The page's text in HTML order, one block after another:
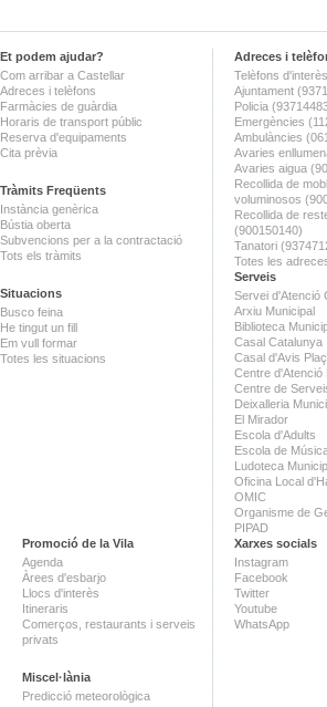
Et podem ajudar?
Com arribar a Castellar
Adreces i telèfons
Farmàcies de guàrdia
Horaris de transport públic
Reserva d'equipaments
Cita prèvia
Tràmits Freqüents
Instància genèrica
Bústia oberta
Subvencions per a la contractació
Tots els tràmits
Situacions
Busco feina
He tingut un fill
Em vull formar
Totes les situacions
Adreces i
Telèfons d'interès
Ajuntament
Policia
Emergències
Ambulàncies
Avaries
Avaries aigua
Recollida de
voluminosos
Recollida de
(900150140)
Tanatori
Totes les
Serveis
Servei d'Atenció
Arxiu Municipal
Biblioteca
Casal Catalunya
Casal d'Avis
Centre d'Atenció
Centre de
Deixalleria
El Mirador
Escola d'Adults
Escola de
Ludoteca
Oficina Local
OMIC
Organisme de
PIPAD
Promoció de la Vila
Agenda
Àrees d'esbarjo
Llocs d'interès
Itineraris
Comerços, restaurants i serveis
privats
Miscel·lània
Predicció meteorològica
Xarxes socials
Instagram
Facebook
Twitter
Youtube
WhatsApp